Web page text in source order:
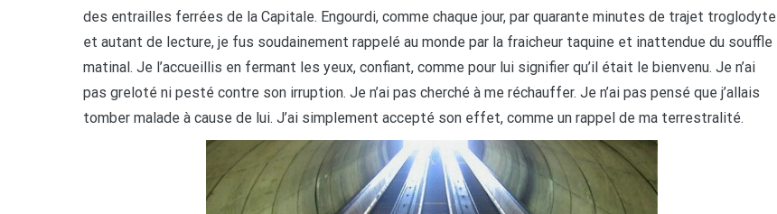
des entrailles ferrées de la Capitale. Engourdi, comme chaque jour, par quarante minutes de trajet troglodyte
et autant de lecture, je fus soudainement rappelé au monde par la fraicheur taquine et inattendue du souffle
matinal. Je l’accueillis en fermant les yeux, confiant, comme pour lui signifier qu’il était le bienvenu. Je n’ai
pas greloté ni pesté contre son irruption. Je n’ai pas cherché à me réchauffer. Je n’ai pas pensé que j’allais
tomber malade à cause de lui. J’ai simplement accepté son effet, comme un rappel de ma terrestralité.